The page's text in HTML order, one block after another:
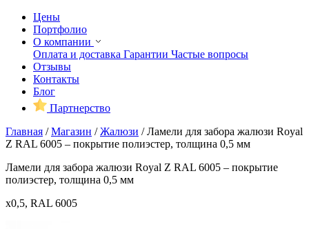
Цены
Портфолио
О компании
Оплата и доставка Гарантии Частые вопросы
Отзывы
Контакты
Блог
Партнерство
Главная /Магазин /Жалюзи /Ламели для забора жалюзи Royal
Z RAL 6005 – покрытие полиэстер, толщина 0,5 мм
Ламели для забора жалюзи Royal Z RAL 6005 – покрытие
полиэстер, толщина 0,5 мм
x0,5, RAL 6005